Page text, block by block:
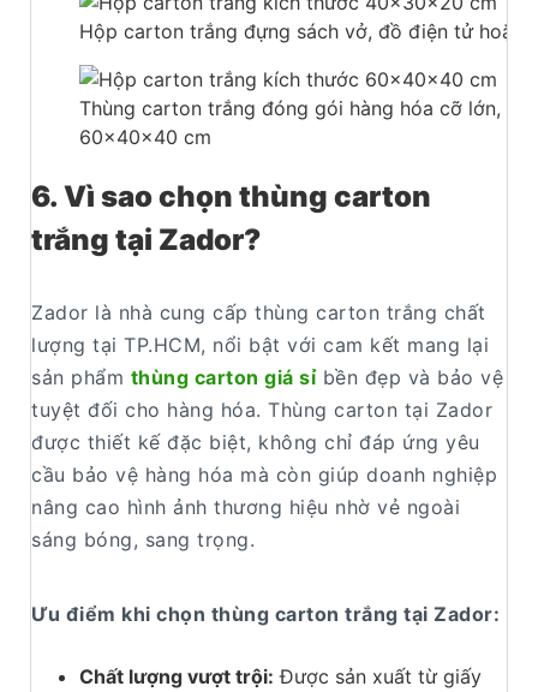
Hộp carton trắng đựng sách vở, đồ điện tử
Thùng carton trắng đóng gói hàng hóa cỡ lớn,
60x40x40 cm
6. Vì sao chọn thùng carton
trắng tại Zador?
Zador là nhà cung cấp thùng carton trắng chất
lượng tại TP.HCM, nổi bật với cam kết mang lại
sản phẩm thùng carton giá sỉbền đẹp và bảo vệ
tuyệt đối cho hàng hóa. Thùng carton tại Zador
được thiết kế đặc biệt, không chỉ đáp ứng yêu
cầu bảo vệ hàng hóa mà còn giúp doanh nghiệp
nâng cao hình ảnh thương hiệu nhờ vẻ ngoài
sáng bóng, sang trọng.
Ưu điểm khi chọn thùng carton trắng tại Zador:
Chất lượng vượt trội: Được sản xuất từ giấy